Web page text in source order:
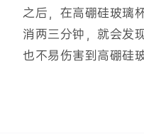
之后，在高硼硅玻璃
消两三分钟，就会发
也不易伤害到高硼硅